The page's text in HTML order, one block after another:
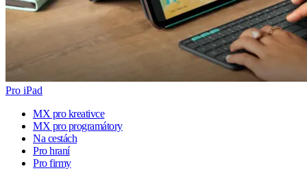
Pro iPad
MX pro kreativce
MX pro programátory
Na cestách
Pro hraní
Pro firmy